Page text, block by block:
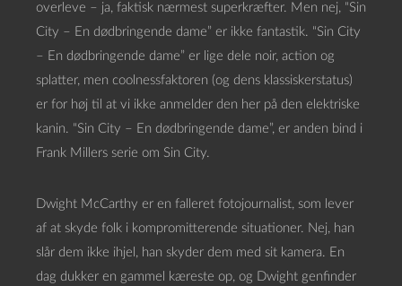
overleve – ja, faktisk nærmest superkræfter. Men nej, “Sin
City – En dødbringende dame” er ikke fantastik. “Sin City
– En dødbringende dame” er lige dele noir, action og
splatter, men coolnessfaktoren (og dens klassiskerstatus)
er for høj til at vi ikke anmelder den her på den elektriske
kanin. “Sin City – En dødbringende dame”, er anden bind i
Frank Millers serie om Sin City.
Dwight McCarthy er en falleret fotojournalist, som lever
af at skyde folk i kompromitterende situationer. Nej, han
slår dem ikke ihjel, han skyder dem med sit kamera. En
dag dukker en gammel kæreste op, og Dwight genfinder